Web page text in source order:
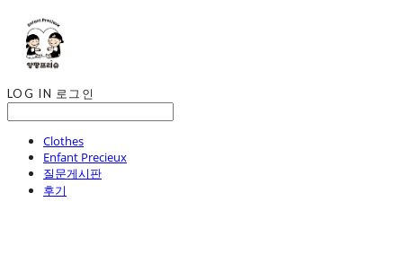
LOG IN 로그인
Clothes
Enfant Precieux
질문게시판
후기